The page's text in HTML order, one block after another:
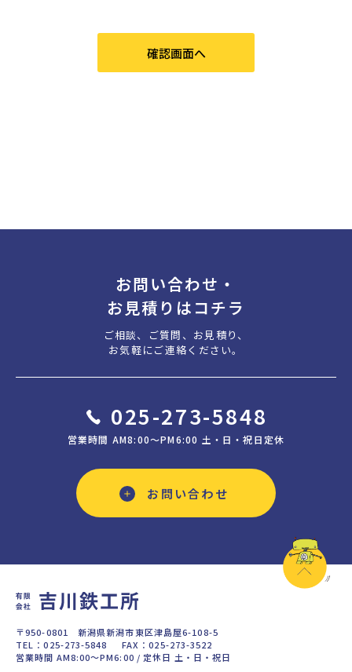
お問い合わせ・
お見積りはコチラ
ご相談、ご質問、お見積り、
お気軽にご連絡ください。
025-273-5848
営業時間 AM8:00〜PM6:00 土・日・祝日定休
お問い合わせ
〒950-0801 新潟県新潟市東区津島屋6-108-5
TEL：025-273-5848 FAX：025-273-3522
営業時間 AM8:00〜PM6:00 / 定休日 土・日・祝日